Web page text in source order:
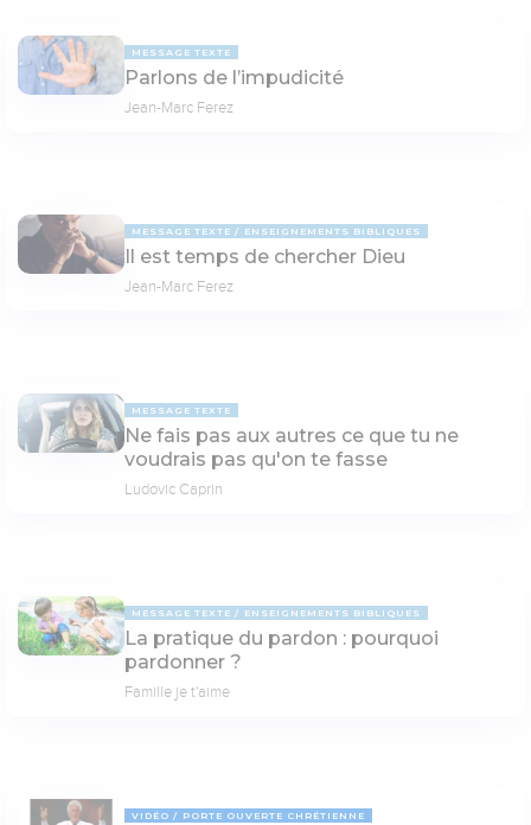
MESSAGE TEXTE
Parlons de l’impudicité
Jean-Marc Ferez
MESSAGE TEXTE ENSEIGNEMENTS BIBLIQUES
Il est temps de chercher Dieu
Jean-Marc Ferez
MESSAGE TEXTE
Ne fais pas aux autres ce que tu ne
voudrais pas qu'on te fasse
Ludovic Caprin
MESSAGE TEXTE ENSEIGNEMENTS BIBLIQUES
La pratique du pardon : pourquoi
pardonner ?
Famille je t'aime
VIDÉO PORTE OUVERTE CHRÉTIENNE